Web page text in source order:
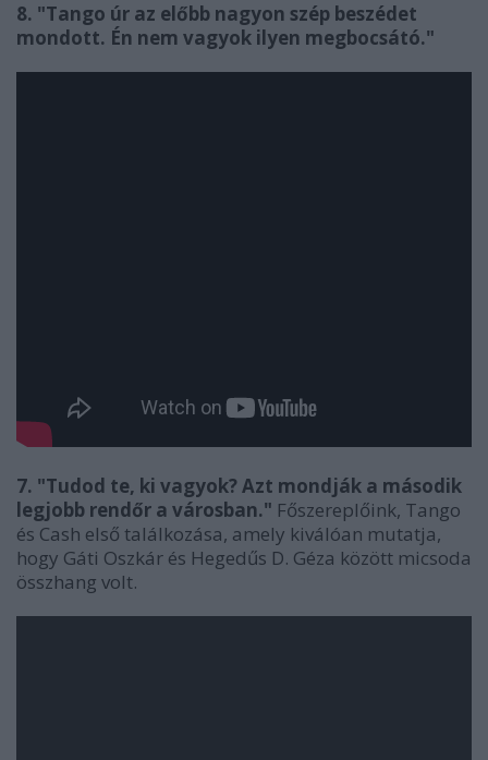
8. "Tango úr az előbb nagyon szép beszédet
mondott. Én nem vagyok ilyen megbocsátó."
7. "Tudod te, ki vagyok? Azt mondják a második
legjobb rendőr a városban." Főszereplőink, Tango
és Cash első találkozása, amely kiválóan mutatja,
hogy Gáti Oszkár és Hegedűs D. Géza között micsoda
összhang volt.